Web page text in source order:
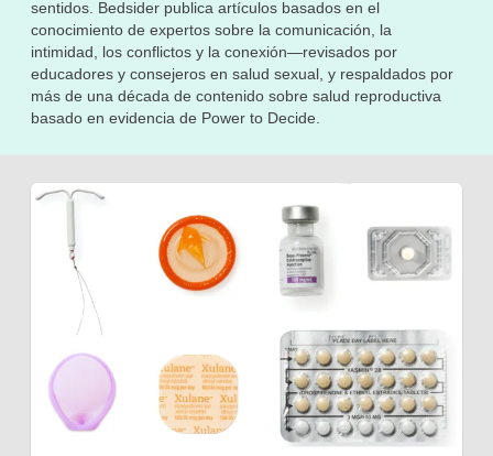
sentidos. Bedsider publica artículos basados en el
conocimiento de expertos sobre la comunicación, la
intimidad, los conflictos y la conexión—revisados por
educadores y consejeros en salud sexual, y respaldados por
más de una década de contenido sobre salud reproductiva
basado en evidencia de Power to Decide.